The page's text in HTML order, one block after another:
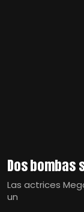
Dos bombas
Las actrices
un